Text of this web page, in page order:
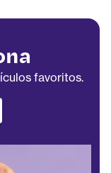
favoritos.